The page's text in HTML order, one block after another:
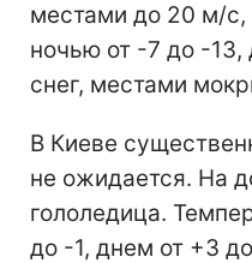
местами до 20 м/с,
ночью от -7 до -
снег, местами
В Киеве
не ожидается. На
гололедица.
до -1, днем от +3